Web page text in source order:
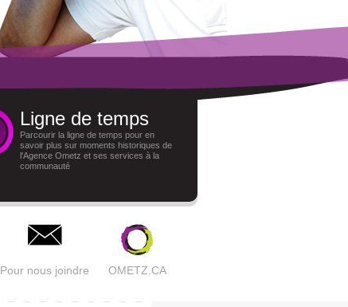
Ligne de temps
Parcourir la ligne de temps pour en
savoir plus sur moments historiques de
l'Agence Ometz et ses services à la
communauté
Pour nous joindre OMETZ.CA